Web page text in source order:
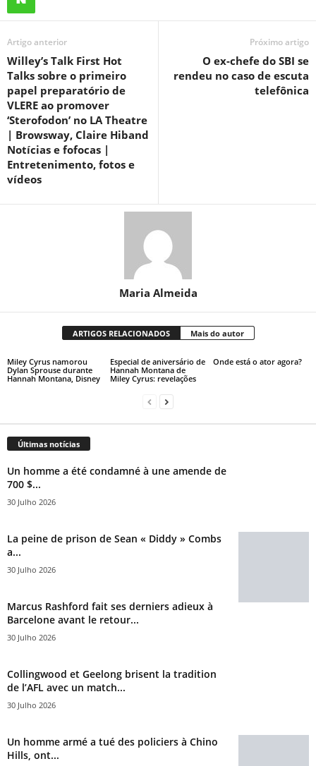
Artigo anterior
Willey’s Talk First Hot
Talks sobre o primeiro
papel preparatório de
VLERE ao promover
‘Sterofodon’ no LA Theatre
| Browsway, Claire Hiband
Notícias e fofocas |
Entretenimento, fotos e
vídeos
Próximo artigo
O ex-chefe do SBI se
rendeu no caso de escuta
telefônica
Maria Almeida
ARTIGOS RELACIONADOS Mais do autor
Miley Cyrus namorou
Dylan Sprouse durante
Hannah Montana, Disney
Especial de aniversário de
Hannah Montana de
Miley Cyrus: revelações
Onde está o ator agora?
Últimas notícias
Un homme a été condamné à une amende de
700 $...
30 Julho 2026
La peine de prison de Sean « Diddy » Combs
a...
30 Julho 2026
Marcus Rashford fait ses derniers adieux à
Barcelone avant le retour...
30 Julho 2026
Collingwood et Geelong brisent la tradition
de l’AFL avec un match...
30 Julho 2026
Un homme armé a tué des policiers à Chino
Hills, ont...